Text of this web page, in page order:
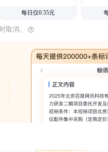
每日仅0.55元
取消。